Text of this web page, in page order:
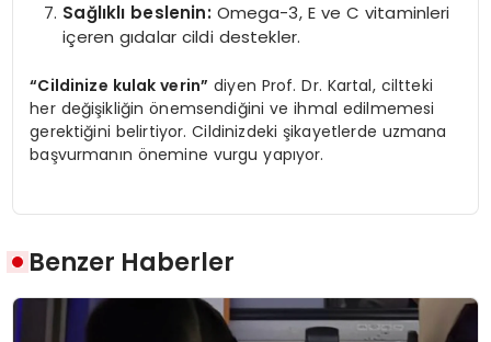
Sağlıklı beslenin: Omega-3, E ve C vitaminleri
içeren gıdalar cildi destekler.
“Cildinize kulak verin” diyen Prof. Dr. Kartal, ciltteki
her değişikliğin önemsendiğini ve ihmal edilmemesi
gerektiğini belirtiyor. Cildinizdeki şikayetlerde uzmana
başvurmanın önemine vurgu yapıyor.
Benzer Haberler